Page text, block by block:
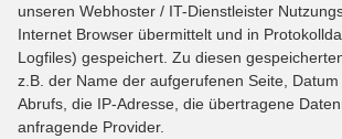
unseren Webhoster / IT-Dienstleister
Internet Browser übermittelt und in
Logfiles) gespeichert. Zu diesen
z.B. der Name der aufgerufenen Seite,
Abrufs, die IP-Adresse, die übertragene
anfragende Provider.